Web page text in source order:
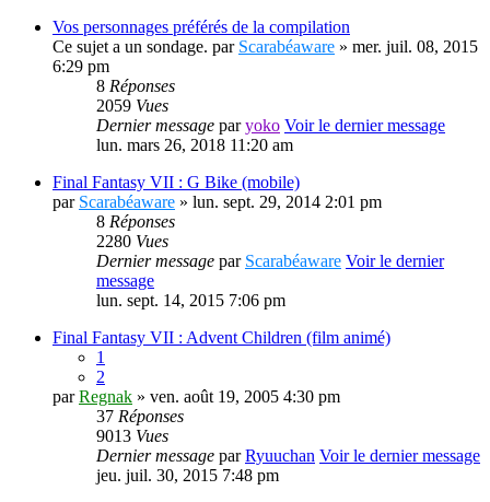
Vos personnages préférés de la compilation
Ce sujet a un sondage. par Scarabéaware » mer. juil. 08, 2015
6:29 pm
8 Réponses
2059 Vues
Dernier message paryoko Voir le dernier message
lun. mars 26, 2018 11:20 am
Final Fantasy VII : G Bike (mobile)
par Scarabéaware » lun. sept. 29, 2014 2:01 pm
8 Réponses
2280 Vues
Dernier message par Scarabéaware Voir le dernier
message
lun. sept. 14, 2015 7:06 pm
Final Fantasy VII : Advent Children (film animé)
1
2
parRegnak » ven. août 19, 2005 4:30 pm
37 Réponses
9013 Vues
Dernier message parRyuuchan Voir le dernier message
jeu. juil. 30, 2015 7:48 pm